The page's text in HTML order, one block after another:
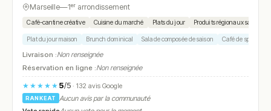
Marseille—1ᵉʳ arrondissement
Café-cantine créative Cuisine du marché Plats du jour Produits régionaux
Plat du jour maison Brunch dominical Salade composée de saison Café de spécialité
Livraison :Non renseignée
Réservation en ligne :Non renseignée
★★★★★ 5/5· 132 avis Google
RANKEAT
Aucun avis par la communauté